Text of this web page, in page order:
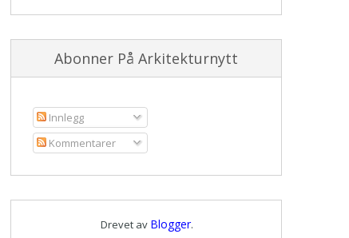
Abonner På Arkitekturnytt
Innlegg
Kommentarer
Drevet av Blogger.